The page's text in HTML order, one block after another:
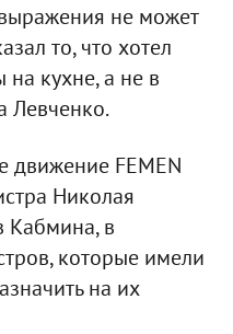
не может
то, что хотел
на кухне, а не в
Левченко.
движение FEMEN
Николая
Кабмина, в
которые имели
на их